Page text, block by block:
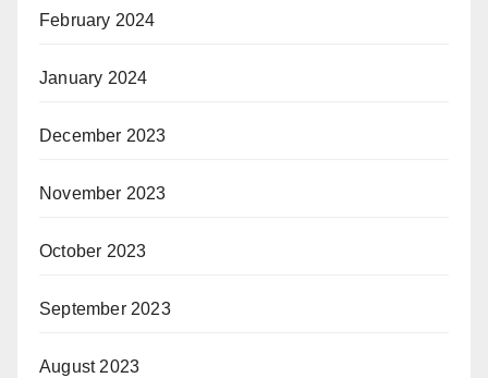
February 2024
January 2024
December 2023
November 2023
October 2023
September 2023
August 2023